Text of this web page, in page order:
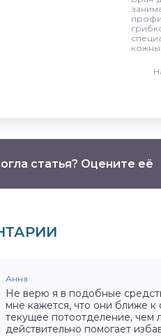
статья? Оцените её
Анна
Не верю я в подобные
мне кажется, что они ближе
текущее потоотделение, чем
действительно помогает